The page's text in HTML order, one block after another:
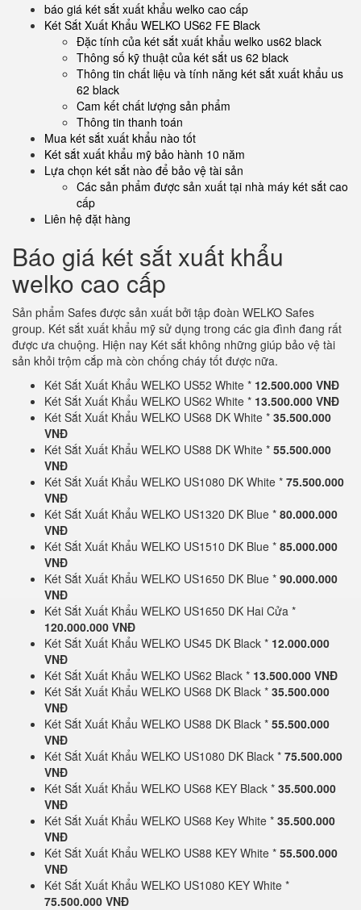
báo giá két sắt xuất khẩu welko cao cấp
Két Sắt Xuất Khẩu WELKO US62 FE Black
Đặc tính của két sắt xuất khẩu welko us62 black
Thông số kỹ thuật của két sắt us 62 black
Thông tin chất liệu và tính năng két sắt xuất khẩu us
62 black
Cam kết chất lượng sản phẩm
Thông tin thanh toán
Mua két sắt xuất khẩu nào tốt
Két sắt xuất khẩu mỹ bảo hành 10 năm
Lựa chọn két sắt nào để bảo vệ tài sản
Các sản phẩm được sản xuất tại nhà máy két sắt cao
cấp
Liên hệ đặt hàng
Báo giá két sắt xuất khẩu
welko cao cấp
Sản phẩm Safes được sản xuất bởi tập đoàn WELKO Safes
group. Két sắt xuất khẩu mỹ sử dụng trong các gia đình đang rất
được ưa chuộng. Hiện nay Két sắt không những giúp bảo vệ tài
sản khỏi trộm cắp mà còn chống cháy tốt được nữa.
Két Sắt Xuất Khẩu WELKO US52 White * 12.500.000 VNĐ
Két Sắt Xuất Khẩu WELKO US62 White * 13.500.000 VNĐ
Két Sắt Xuất Khẩu WELKO US68 DK White * 35.500.000
VNĐ
Két Sắt Xuất Khẩu WELKO US88 DK White * 55.500.000
VNĐ
Két Sắt Xuất Khẩu WELKO US1080 DK White * 75.500.000
VNĐ
Két Sắt Xuất Khẩu WELKO US1320 DK Blue * 80.000.000
VNĐ
Két Sắt Xuất Khẩu WELKO US1510 DK Blue * 85.000.000
VNĐ
Két Sắt Xuất Khẩu WELKO US1650 DK Blue * 90.000.000
VNĐ
Két Sắt Xuất Khẩu WELKO US1650 DK Hai Cửa *
120.000.000 VNĐ
Két Sắt Xuất Khẩu WELKO US45 DK Black * 12.000.000
VNĐ
Két Sắt Xuất Khẩu WELKO US62 Black * 13.500.000 VNĐ
Két Sắt Xuất Khẩu WELKO US68 DK Black * 35.500.000
VNĐ
Két Sắt Xuất Khẩu WELKO US88 DK Black * 55.500.000
VNĐ
Két Sắt Xuất Khẩu WELKO US1080 DK Black * 75.500.000
VNĐ
Két Sắt Xuất Khẩu WELKO US68 KEY Black * 35.500.000
VNĐ
Két Sắt Xuất Khẩu WELKO US68 Key White * 35.500.000
VNĐ
Két Sắt Xuất Khẩu WELKO US88 KEY White * 55.500.000
VNĐ
Két Sắt Xuất Khẩu WELKO US1080 KEY White *
75.500.000 VNĐ